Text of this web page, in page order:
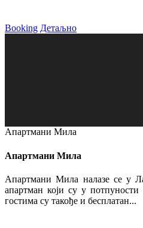
Booking Детаљно
Апартмани Мила
Апартмани Мила
Апартмани Мила налазе се у
апартман који су у
гостима су такође и бесплатан...